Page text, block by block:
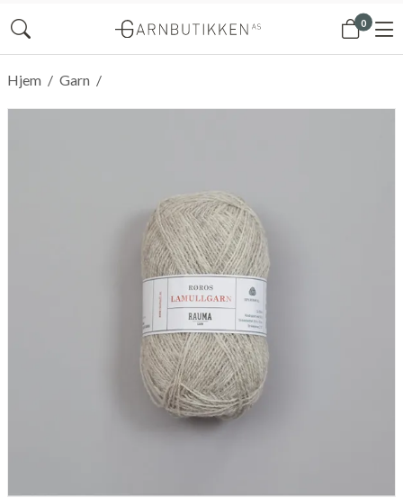
0
/
Hjem /
Garn